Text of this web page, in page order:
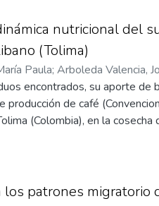
El objetivo de este
hongos provenientes del
evaluaron 41 cepas
reductores presentes en
hongos
enzimática para
presentaron valores
RIO3 y RIO5
en A14, RIO1 y RIO4
para Fpasa y β-
Xilanasa y β-
nutricional del
(Tolima)
Paula; Arboleda Valencia,
encontrados, su aporte de
de café
(Colombia), en la cosecha
contenidos en cinco
de Shannon y Simpson. El
dos tipos de finca,
patrones migratorio